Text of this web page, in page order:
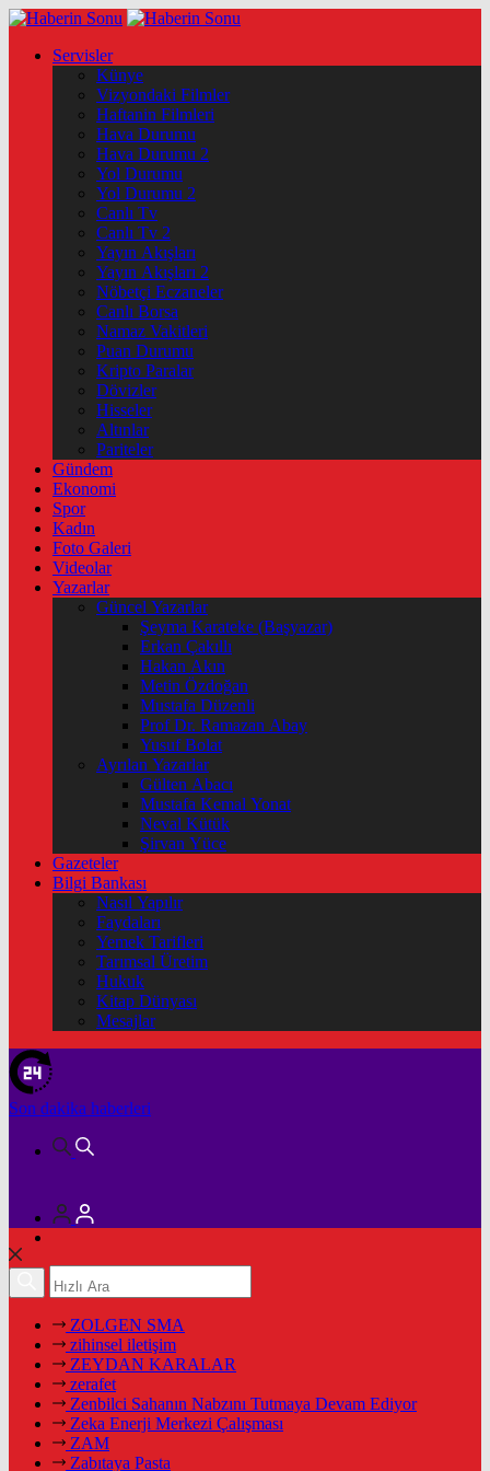
Servisler
Künye
Vizyondaki Filmler
Haftanin Filmleri
Hava Durumu
Hava Durumu 2
Yol Durumu
Yol Durumu 2
Canlı Tv
Canlı Tv 2
Yayın Akışları
Yayın Akışları 2
Nöbetçi Eczaneler
Canlı Borsa
Namaz Vakitleri
Puan Durumu
Kripto Paralar
Dövizler
Hisseler
Altınlar
Pariteler
Gündem
Ekonomi
Spor
Kadın
Foto Galeri
Videolar
Yazarlar
Güncel Yazarlar
Şeyma Karateke (Başyazar)
Erkan Çakıllı
Hakan Akın
Metin Özdoğan
Mustafa Düzenli
Prof Dr. Ramazan Abay
Yusuf Bolat
Ayrılan Yazarlar
Gülten Abacı
Mustafa Kemal Yonat
Neval Kütük
Şirvan Yüce
Gazeteler
Bilgi Bankası
Nasıl Yapılır
Faydaları
Yemek Tarifleri
Tarımsal Üretim
Hukuk
Kitap Dünyası
Mesajlar
Son dakika haberleri
ZOLGEN SMA
zihinsel iletişim
ZEYDAN KARALAR
zerafet
Zenbilci Sahanın Nabzını Tutmaya Devam Ediyor
Zeka Enerji Merkezi Çalışması
ZAM
Zabıtaya Pasta